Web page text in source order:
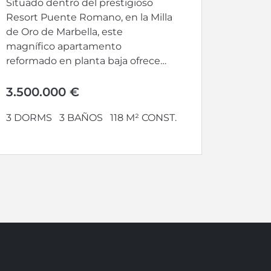
Situado dentro del prestigioso
Resort Puente Romano, en la Milla
de Oro de Marbella, este
magnífico apartamento
reformado en planta baja ofrece
3.500.000 €
3 DORMS 3 BAÑOS 118 M² CONST.